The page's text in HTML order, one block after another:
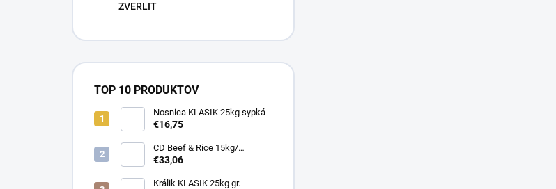
ZVERLIT
TOP 10 PRODUKTOV
Nosnica KLASIK 25kg sypká
€16,75
CD Beef & Rice 15kg/
Superpremium food
€33,06
Králik KLASIK 25kg gr.